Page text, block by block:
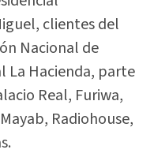
clientes del
Nacional de
La Hacienda, parte
Real, Furiwa,
Radiohouse,